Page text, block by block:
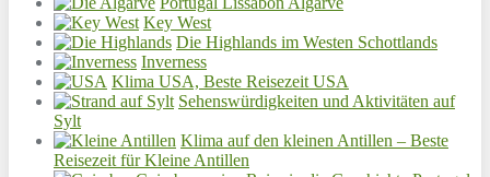
Key West
Die Highlands im Westen Schottlands
Inverness
Klima USA, Beste Reisezeit USA
Sehenswürdigkeiten und Aktivitäten auf
Sylt
Klima auf den kleinen Antillen – Beste
Reisezeit für Kleine Antillen